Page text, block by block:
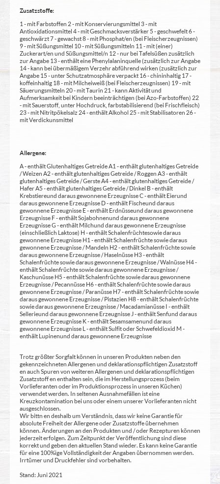
Zusatzstoffe:
1 - mit Farbstoffen 2 - mit Konservierungsmittel 3 - mit
Antioxidationsmittel 4 - mit Geschmacksverstärker 5 - geschwefelt 6 -
geschwärzt 7 - gewachst 8 - mit Phosphat/en (bei Fleischerzeugnissen)
9 - mit Süßungsmittel 10 - mit Süßungsmitteln 11 - mit (einer)
Zuckerart/en und Süßungsmittel/n 12 - nur bei Tafelsüßen zusätzlich
zur Angabe 13 - enthält eine Phenylalaninquelle (zusätzlich zur Angabe
14 - kann bei übermäßigem Verzehr abführend wirken (zusätzlich zur
Angabe 15 - unter Schutzatmosphäre verpackt 16 - chininhaltig 17 -
koffeinhaltig 18 - mit Milcheiweiß (bei Fleischerzeugnissen) 19 - mit
Säuerungsmitteln 20 - mit Taurin 21 - kann Aktivität und
Aufmerksamkeit bei Kindern beeinträchtigen (bei Azo-Farbstoffen) 22
- mit Sauerstoff, unter Hochdruck, farbstabilisierend (bei Frischfleisch)
23 - mit Nitritpökelsalz 24 - enthält Alkohol 25 - mit Stabilisatoren 26 -
mit Verdickunsmittel
Allergene:
A - enthält Glutenhaltiges Getreide A1 - enthält glutenhaltiges Getreide
/ Weizen A2 - enthält glutenhaltiges Getreide / Roggen A3 - enthält
glutenhaltiges Getreide / Gerste A4 - enthält glutenhaltiges Getreide /
Hafer A5 - enthält glutenhaltiges Getreide / Dinkel B - enthält
Krebstiere und daraus gewonnene Erzeugnisse C - enthält Eier und
daraus gewonnene Erzeugnisse D - enthält Fische und daraus
gewonnene Erzeugnisse E - enthält Erdnüsse und daraus gewonnene
Erzeugnisse F - enthält Sojabohnen und daraus gewonnene
Erzeugnisse G - enthält Milch und daraus gewonnene Erzeugnisse
(einschließlich Laktose) H - enthält Schalenfrüchte sowie daraus
gewonnene Erzeugnisse H1 - enthält Schalenfrüchte sowie daraus
gewonnene Erzeugnisse / Mandeln H2 - enthält Schalenfrüchte sowie
daraus gewonnene Erzeugnisse / Haselnüsse H3 - enthält
Schalenfrüchte sowie daraus gewonnene Erzeugnisse / Walnüsse H4 -
enthält Schalenfrüchte sowie daraus gewonnene Erzeugnisse /
Kaschunüsse H5 - enthält Schalenfrüchte sowie daraus gewonnene
Erzeugnisse / Pecannüsse H6 - enthält Schalenfrüchte sowie daraus
gewonnene Erzeugnisse / Paranüsse H7 - enthält Schalenfrüchte sowie
daraus gewonnene Erzeugnisse / Pistazien H8 - enthält Schalenfrüchte
sowie daraus gewonnene Erzeugnisse / Macadamianüsse I - enthält
Sellerie und daraus gewonnene Erzeugnisse J - enthält Senf und daraus
gewonnene Erzeugnisse K - enthält Sesamsamen und daraus
gewonnene Erzeugnisse L - enthält Sulfit oder Schwefeldioxid M -
enthält Lupinen und daraus gewonnene Erzeugnisse
Trotz größter Sorgfalt können in unseren Produkten neben den
gekennzeichneten Allergenen und deklarationspflichtigen Zusatzstoff
en auch Spuren von weiteren Allergenen und deklarationspflichtigen
Zusatzstoff en enthalten sein, die im Herstellungsprozess (beim
Vorlieferanten oder im Produktionsprozess in unseren Küchen)
verwendet werden. In seltenen Ausnahmefällen ist eine
Kreuzkontamination bei uns oder einem unserer Vorlieferanten nicht
ausgeschlossen.
Wir bittn en deshalb um Verständnis, dass wir keine Garantie für
absolute Freiheit der Allergene oder Zusatzstoffe übernehmen
können. Änderungen an den Produkten und / oder Rezepturen können
jederzeit erfolgen. Zum Zeitpunkt der Veröffentlichung sind diese
korrekt und geben den aktuellen Stand wieder. Es kann keine Garantie
für eine 100%ige Vollständigkeit der Angaben übernommen werden.
Irrtümer und Druckfehler sind vorbehalten.
Stand: Juni 2021